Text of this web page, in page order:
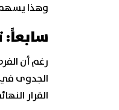
وهذا يسهم
سابعاً:
رغم أن
الجدوى في
القرار